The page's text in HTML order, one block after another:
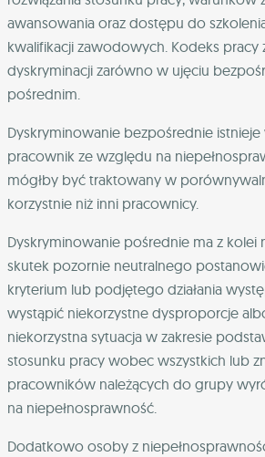
awansowania oraz dostępu do
kwalifikacji zawodowych. Kodeks pracy
dyskryminacji zarówno w ujęciu
pośrednim.
Dyskryminowanie bezpośrednie
pracownik ze względu na
mógłby być traktowany w
korzystnie niż inni pracownicy.
Dyskryminowanie pośrednie ma z kolei
skutek pozornie neutralnego
kryterium lub podjętego działania
wystąpić niekorzystne dysproporcje
niekorzystna sytuacja w zakresie
stosunku pracy wobec wszystkich lub
pracowników należących do grupy
na niepełnosprawność.
Dodatkowo osoby z